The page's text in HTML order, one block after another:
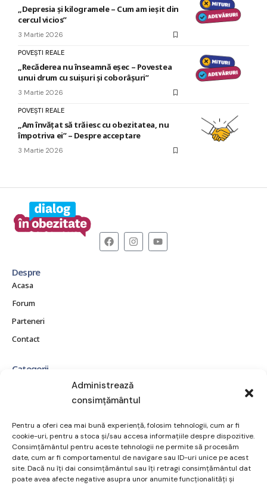
Administrează
consimțământul
Pentru a oferi cea mai bună experiență, folosim tehnologii, cum ar fi
cookie-uri, pentru a stoca și/sau accesa informațiile despre dispozitive.
Consimțământul pentru aceste tehnologii ne permite să procesăm
date, cum ar fi comportamentul de navigare sau ID-uri unice pe acest
site. Dacă nu îți dai consimțământul sau îți retragi consimțământul dat
poate avea afecte negative asupra unor anumite funcționalități și
„Depresia și kilogramele – Cum am ieșit din
cercul vicios”
3 Martie 2026
POVEȘTI REALE
„Recăderea nu înseamnă eșec – Povestea
unui drum cu suișuri și coborâșuri”
3 Martie 2026
POVEȘTI REALE
„Am învățat să trăiesc cu obezitatea, nu
împotriva ei” – Despre acceptare
3 Martie 2026
Despre
Acasa
Forum
Parteneri
Contact
Categorii
CE ESTE OBEZITATEA?
CONSECINȚE ȘI COMPLICAȚII
POVEȘTI REALE
RESURSE ȘI SUPORT
TRATAMENT ȘI OPȚIUNI